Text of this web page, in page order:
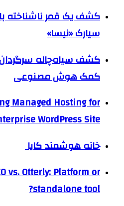
کشف یک قمر ناشناخته
سیارک «نیسا»
کشف سیاه‌چاله
کمک هوش مصنوعی
Managed Hosting for
WordPress Site
خانه هوشمند کایا
vs. Otterly: Platform or
standalone tool?